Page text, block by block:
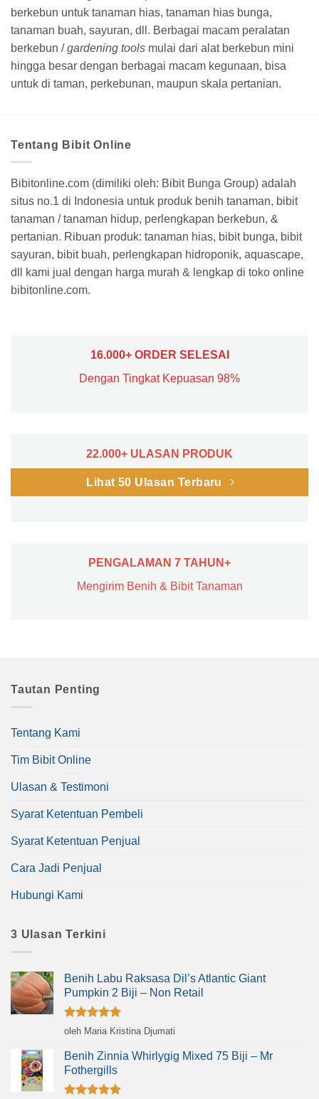
berkebun untuk tanaman hias, tanaman hias bunga,
tanaman buah, sayuran, dll. Berbagai macam peralatan
berkebun /gardening tools mulai dari alat berkebun mini
hingga besar dengan berbagai macam kegunaan, bisa
untuk di taman, perkebunan, maupun skala pertanian.
Tentang Bibit Online
Bibitonline.com (dimiliki oleh: Bibit Bunga Group) adalah
situs no.1 di Indonesia untuk produk benih tanaman, bibit
tanaman / tanaman hidup, perlengkapan berkebun, &
pertanian. Ribuan produk: tanaman hias, bibit bunga, bibit
sayuran, bibit buah, perlengkapan hidroponik, aquascape,
dll kami jual dengan harga murah & lengkap di toko online
bibitonline.com.
16.000+ ORDER SELESAI
Dengan Tingkat Kepuasan 98%
22.000+ ULASAN PRODUK
Lihat 50 Ulasan Terbaru
PENGALAMAN 7 TAHUN+
Mengirim Benih & Bibit Tanaman
Tautan Penting
Tentang Kami
Tim Bibit Online
Ulasan & Testimoni
Syarat Ketentuan Pembeli
Syarat Ketentuan Penjual
Cara Jadi Penjual
Hubungi Kami
3 Ulasan Terkini
Benih Labu Raksasa Dil’s Atlantic Giant
Pumpkin 2 Biji – Non Retail
Dinilai5
oleh Maria Kristina Djumati
Benih Zinnia Whirlygig Mixed 75 Biji – Mr
Fothergills